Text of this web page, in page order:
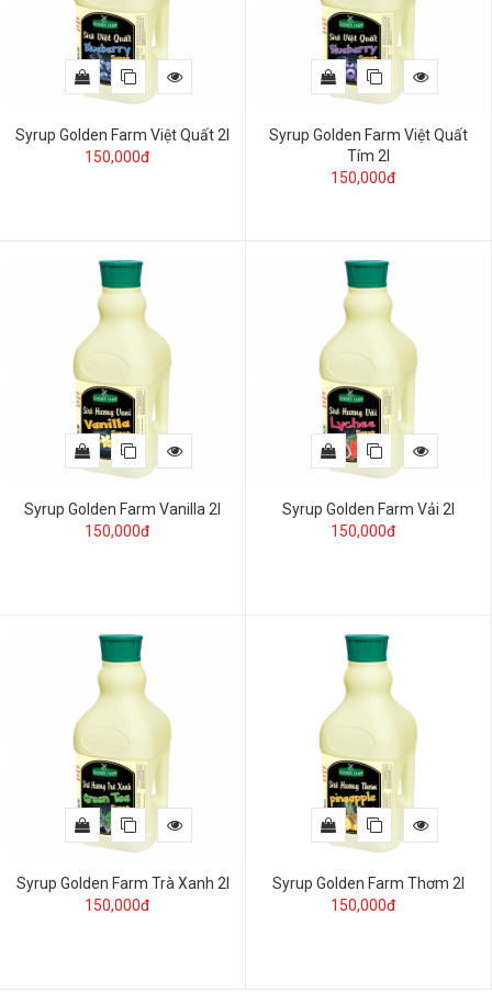
Syrup Golden Farm Việt Quất 2l
150,000đ
Syrup Golden Farm Việt Quất
Tím 2l
150,000đ
Syrup Golden Farm Vanilla 2l
150,000đ
Syrup Golden Farm Vải 2l
150,000đ
Syrup Golden Farm Trà Xanh 2l
150,000đ
Syrup Golden Farm Thơm 2l
150,000đ